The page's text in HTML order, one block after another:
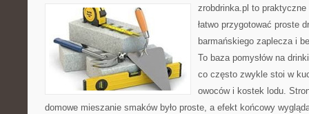
zrobdrinka.pl to
łatwo przygotować proste
barmańskiego zaplecza i
To baza pomysłów na
co często zwykle stoi w
owoców i kostek lodu.
domowe mieszanie smaków było proste, a efekt końcowy